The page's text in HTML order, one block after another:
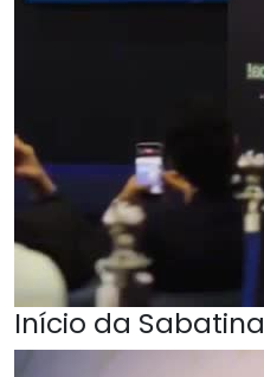
Início da Sabatina